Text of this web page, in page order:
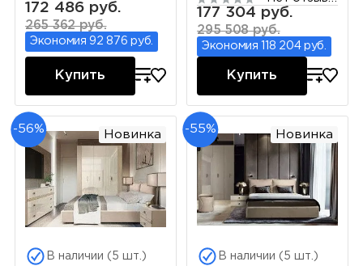
172 486 руб.
265 362 руб.
Экономия 92 876 руб.
Купить
177 304 руб.
295 508 руб.
Экономия 118 204 руб.
Купить
-56% Новинка
В наличии (5 шт.)
-55% Новинка
В наличии (5 шт.)